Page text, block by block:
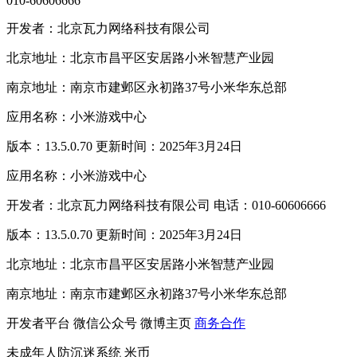
开发者：北京瓦力网络科技有限公司
北京地址：北京市昌平区安居路小米智慧产业园
南京地址：南京市建邺区永初路37号小米华东总部
应用名称：小米游戏中心
版本：13.5.0.70 更新时间：2025年3月24日
应用名称：小米游戏中心
开发者：北京瓦力网络科技有限公司 电话：010-60606666
版本：13.5.0.70 更新时间：2025年3月24日
北京地址：北京市昌平区安居路小米智慧产业园
南京地址：南京市建邺区永初路37号小米华东总部
开发者平台 微信公众号 微博主页 商务合作
未成年人防沉迷系统 米币